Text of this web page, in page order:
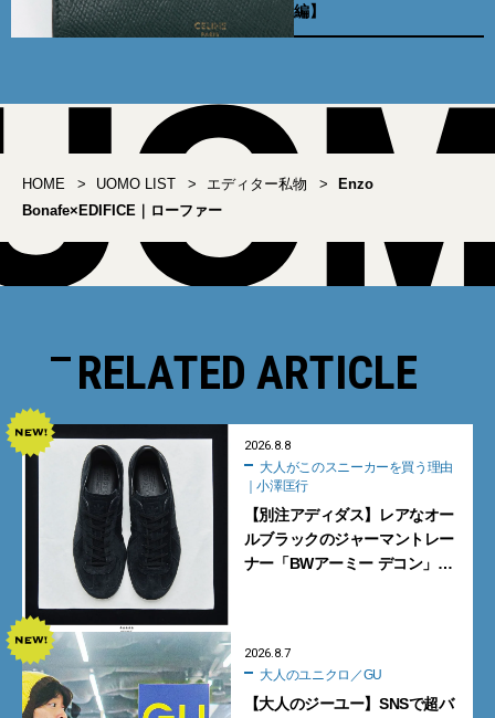
編】
HOME UOMO LIST エディター私物
Enzo
Bonafe×EDIFICE｜ローファー
RELATED ARTICLE
2026.8.8
｜小澤匡行
【別注アディダス】レアなオー
ルブラックのジャーマントレー
ナー「BWアーミー デコン」
2026.8.7
大人のユニクロ／GU
【大人のジーユー】SNSで超バ